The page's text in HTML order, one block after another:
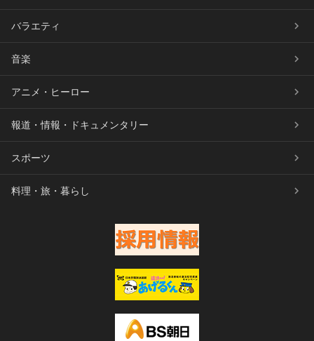
バラエティ
音楽
アニメ・ヒーロー
報道・情報・ドキュメンタリー
スポーツ
料理・旅・暮らし